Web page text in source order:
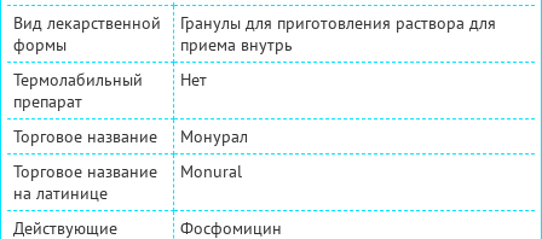
Вид лекарственной
формы
Гранулы для приготовления раствора для
приема внутрь
Термолабильный
препарат
Нет
Торговое название
Монурал
Торговое название
на латинице
Monural
Действующие
Фосфомицин